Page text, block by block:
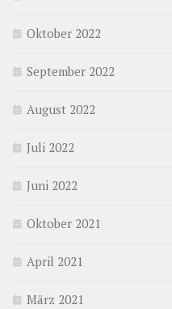
Oktober 2022
September 2022
August 2022
Juli 2022
Juni 2022
Oktober 2021
April 2021
März 2021